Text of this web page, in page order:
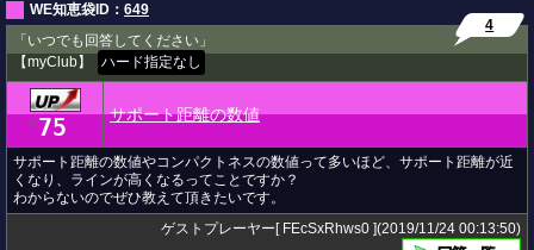
WE知恵袋ID： 649
「いつでも回答してください」
【myClub】
ハード指定なし
4
★ 75 サポート距離の数値
サポート距離の数値やコンパクトネスの数値って多いほど、サポート距離が近
くなり、ラインが高くなるってことですか？
わからないのでぜひ教えて頂きたいです。
ゲストプレーヤー[ FEcSxRhws0 ](2019/11/24 00:13:50)